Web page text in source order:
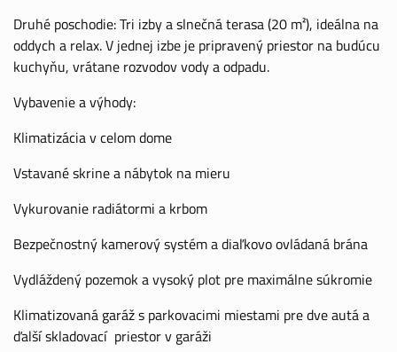
Druhé poschodie: Tri izby a slnečná terasa (20 m²), ideálna na
oddych a relax. V jednej izbe je pripravený priestor na budúcu
kuchyňu, vrátane rozvodov vody a odpadu.
Vybavenie a výhody:
Klimatizácia v celom dome
Vstavané skrine a nábytok na mieru
Vykurovanie radiátormi a krbom
Bezpečnostný kamerový systém a diaľkovo ovládaná brána
Vydláždený pozemok a vysoký plot pre maximálne súkromie
Klimatizovaná garáž s parkovacimi miestami pre dve autá a
ďalší skladovací priestor v garáži